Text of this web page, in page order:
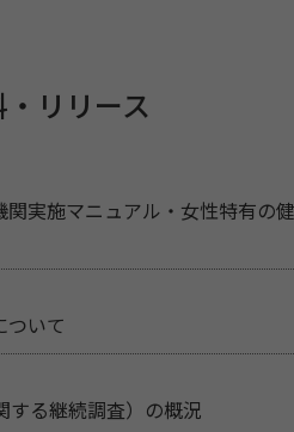
・リリース
実施マニュアル・女性特有の
ついて
する継続調査）の概況